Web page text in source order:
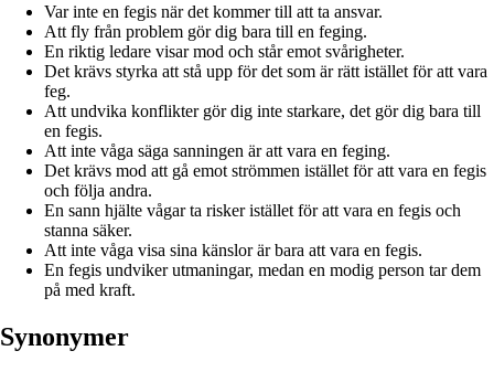
Var inte en fegis när det kommer till att ta ansvar.
Att fly från problem gör dig bara till en feging.
En riktig ledare visar mod och står emot svårigheter.
Det krävs styrka att stå upp för det som är rätt istället för att vara
feg.
Att undvika konflikter gör dig inte starkare, det gör dig bara till
en fegis.
Att inte våga säga sanningen är att vara en feging.
Det krävs mod att gå emot strömmen istället för att vara en fegis
och följa andra.
En sann hjälte vågar ta risker istället för att vara en fegis och
stanna säker.
Att inte våga visa sina känslor är bara att vara en fegis.
En fegis undviker utmaningar, medan en modig person tar dem
på med kraft.
Synonymer